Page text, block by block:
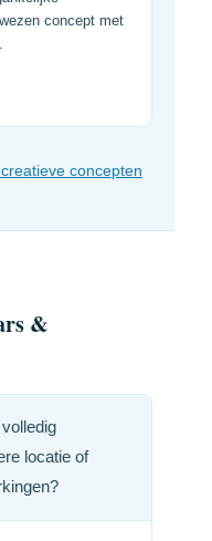
concept met
concepten
&
locatie of